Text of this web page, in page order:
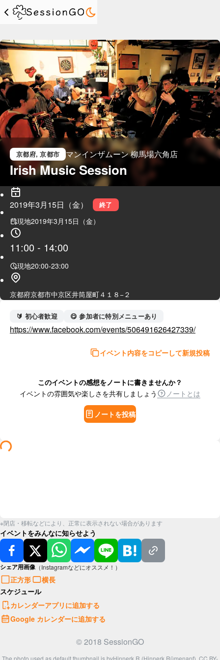
京都府, 京都市 マンインザムーン 柳馬場六角店
Irish Music Session
2019年3月15日（金） 終了
現地2019年3月15日（金）
11:00 - 14:00
現地20:00-23:00
京都府京都市中京区井筒屋町４１８−２
🔰 初心者歓迎 😋 参加者に特別メニューあり
https://www.facebook.com/events/506491626427339/
イベント内容をコピーして新規投稿
このイベントの感想をノートに書きませんか？
イベントの雰囲気や楽しさを共有しましょう
ノートとは
ノートを投稿
※閉店・移転などにより、正常に表示されない場合があります
イベントをみんなに知らせよう
シェア用画像 （Instagramなどにオススメ！）
正方形
横長
スケジュール
カレンダーアプリに追加する
Google カレンダーに追加する
© 2018 SessionGO